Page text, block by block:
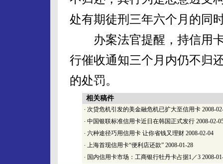
处有期徒刑三年六个月的同
办案法官提醒，持信用卡
行催收通知三个月内仍不归
的处罚。
相关稿件
· 次贷危机引发的美金融危机已扩大至信用卡 2008-
· 中国银联标准信用卡近日在韩国正式发行 2008-02-
· 六种途径巧用信用卡 让你省钱又理财 2008-02-04
· 上海首现信用卡“便利店还款” 2008-01-28
· 国内信用卡市场：工商银行牡丹卡占据1／3 2008-